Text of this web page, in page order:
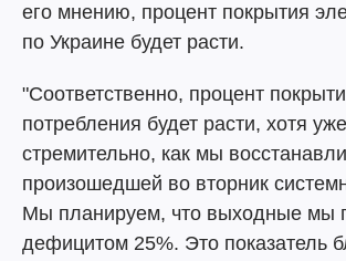
его мнению, процент покрытия
по Украине будет расти.
"Соответственно, процент
потребления будет расти, хотя
стремительно, как мы
произошедшей во вторник
Мы планируем, что выходные мы
дефицитом 25%. Это показатель